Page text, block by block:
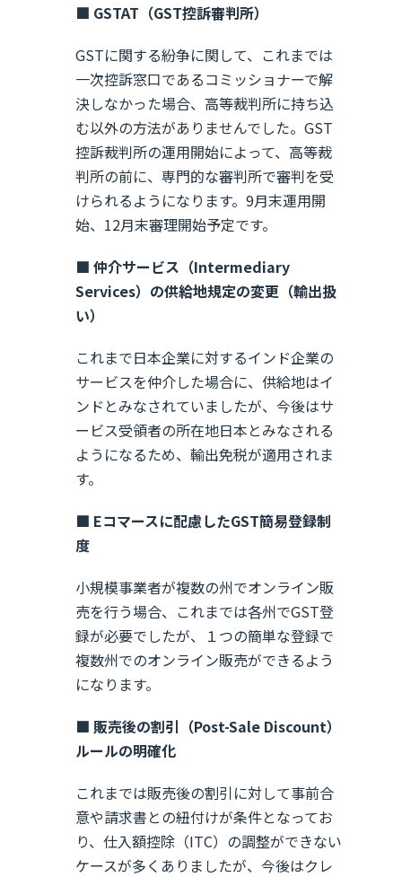
■ GSTAT（GST控訴審判所）
GSTに関する紛争に関して、これまでは
一次控訴窓口であるコミッショナーで解
決しなかった場合、高等裁判所に持ち込
む以外の方法がありませんでした。GST
控訴裁判所の運用開始によって、高等裁
判所の前に、専門的な審判所で審判を受
けられるようになります。9月末運用開
始、12月末審理開始予定です。
■ 仲介サービス（Intermediary
Services）の供給地規定の変更（輸出扱
い）
これまで日本企業に対するインド企業の
サービスを仲介した場合に、供給地はイ
ンドとみなされていましたが、今後はサ
ービス受領者の所在地日本とみなされる
ようになるため、輸出免税が適用されま
す。
■ Eコマースに配慮したGST簡易登録制
度
小規模事業者が複数の州でオンライン販
売を行う場合、これまでは各州でGST登
録が必要でしたが、１つの簡単な登録で
複数州でのオンライン販売ができるよう
になります。
■ 販売後の割引（Post-Sale Discount）
ルールの明確化
これまでは販売後の割引に対して事前合
意や請求書との紐付けが条件となってお
り、仕入額控除（ITC）の調整ができない
ケースが多くありましたが、今後はクレ